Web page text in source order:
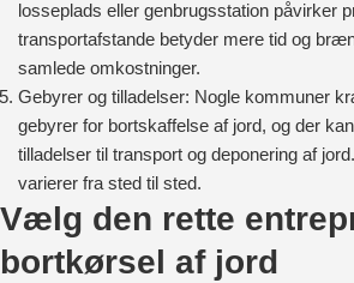
losseplads eller genbrugsstation påvirker
transportafstande betyder mere tid og
samlede omkostninger.
Gebyrer og tilladelser: Nogle kommuner
gebyrer for bortskaffelse af jord, og der
tilladelser til transport og deponering af
varierer fra sted til sted.
Vælg den rette
bortkørsel af jord